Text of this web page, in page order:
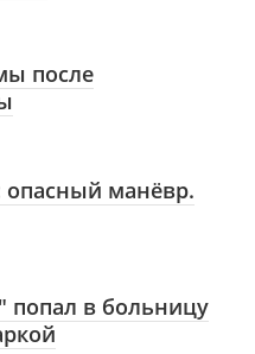
после
опасный манёвр.
попал в больницу